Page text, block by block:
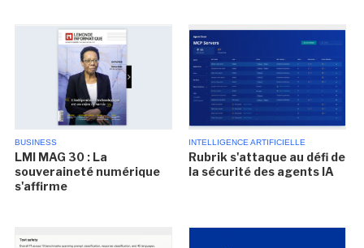
BUSINESS
LMI MAG 30 : La
souveraineté numérique
s'affirme
INTELLIGENCE ARTIFICIELLE
Rubrik s'attaque au défi de
la sécurité des agents IA